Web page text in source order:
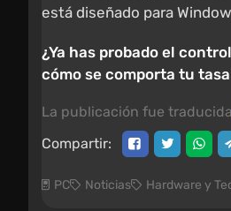
está diseñado para
¿Ya has probado el
cómo se comporta tu
La publicación fue traducida
Compartir:
PC Noticias Hardware y